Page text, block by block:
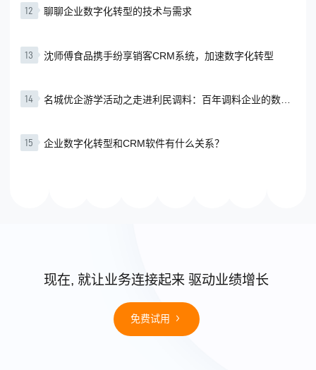
12 聊聊企业数字化转型的技术与需求
13 沈师傅食品携手纷享销客CRM系统，加速数字化转型
14
名城优企游学活动之走进利民调料：百年调料企业的数字
15 企业数字化转型和CRM软件有什么关系？
现在, 就让业务连接起来 驱动业绩增长
免费试用